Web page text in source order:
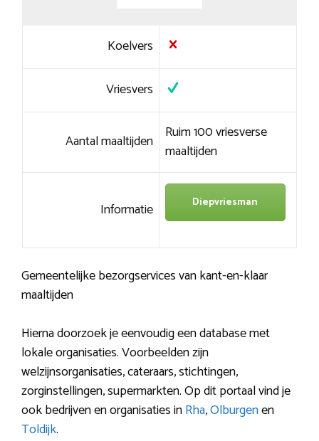
Koelvers
Vriesvers
Aantal maaltijden Ruim 100 vriesverse
maaltijden
Informatie Diepvriesman
Gemeentelijke bezorgservices van kant-en-klaar
maaltijden
Hierna doorzoek je eenvoudig een database met
lokale organisaties. Voorbeelden zijn
welzijnsorganisaties, cateraars, stichtingen,
zorginstellingen, supermarkten. Op dit portaal vind je
ook bedrijven en organisaties inRha,Olburgenen
Toldijk.